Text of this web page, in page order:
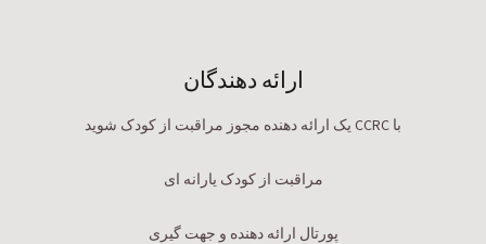
ارائه دهندگان
با CCRC یک ارائه دهنده مجوز مراقبت از کودک شوید
مراقبت از کودک یارانه ای
پورتال ارائه دهنده و جهت گیری